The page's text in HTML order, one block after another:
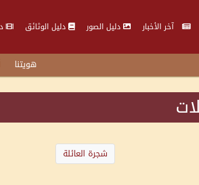
آخر الأخبار دليل الصور دليل الوثائق
هويتنا
شجرة العائلة